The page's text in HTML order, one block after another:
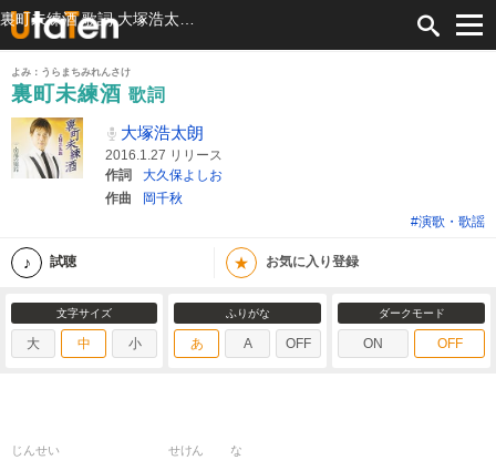
よみ：うらまちみれんさけ
裏町未練酒 歌詞
大塚浩太朗
2016.1.27 リリース
作詞
大久保よしお
作曲
岡千秋
#演歌・歌謡
試聴 ★ お気に入り登録
文字サイズ
大 中 小
ふりがな
あ A OFF
ダークモード
ON OFF
じんせい せけん な